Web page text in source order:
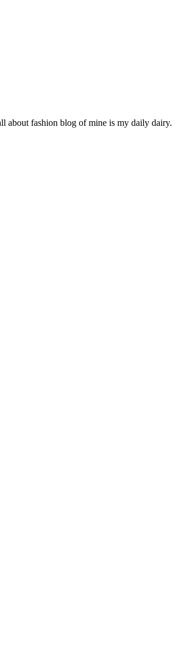
about fashion blog of mine is my daily dairy.